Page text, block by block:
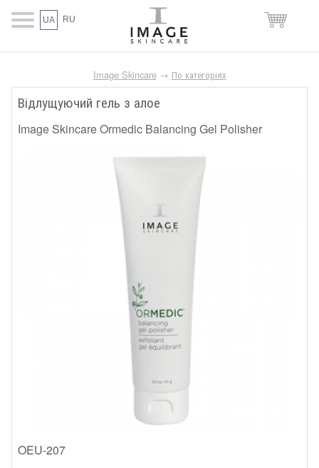
UA RU
Image Skincare → По категоріях
Відлущуючий гель з алое
Image Skincare Ormedic Balancing Gel Polisher
OEU-207